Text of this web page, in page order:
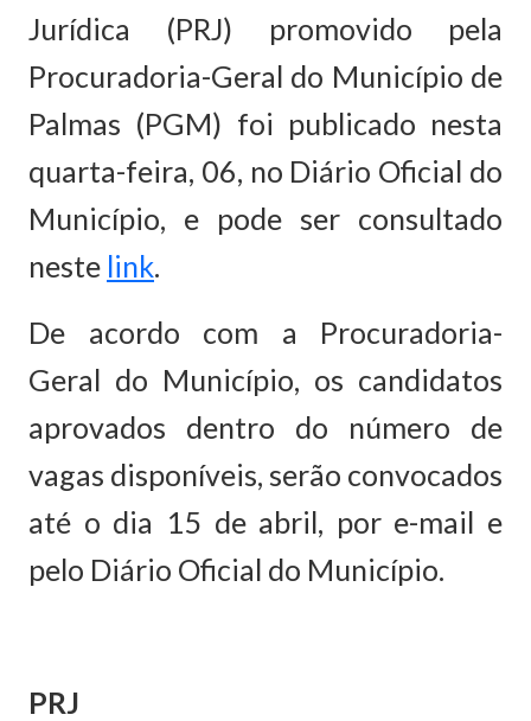
Jurídica (PRJ) promovido pela
Procuradoria-Geral do Município de
Palmas (PGM) foi publicado nesta
quarta-feira, 06, no Diário Oficial do
Município, e pode ser consultado
neste link.
De acordo com a Procuradoria-
Geral do Município, os candidatos
aprovados dentro do número de
vagas disponíveis, serão convocados
até o dia 15 de abril, por e-mail e
pelo Diário Oficial do Município.
PRJ